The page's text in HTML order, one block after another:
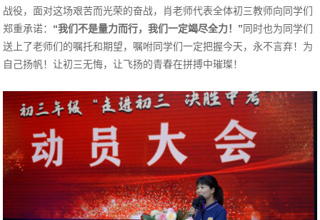
战役，面对这场艰苦而光荣的奋战，肖老师代表全体初三教师向同学们
郑重承诺： “我们不是量力而行，我们一定竭尽全力！”同时也为同学们
送上了老师们的嘱托和期望，嘱咐同学们一定把握今天，永不言弃！为
自己扬帆！让初三无悔，让飞扬的青春在拼搏中璀璨！